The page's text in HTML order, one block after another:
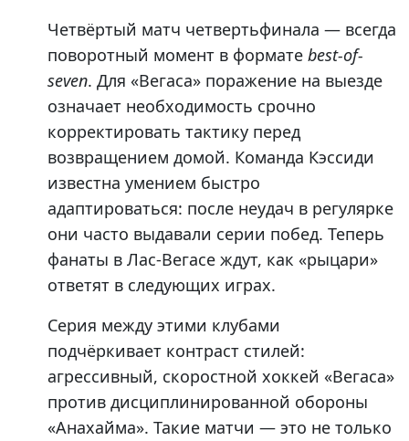
Четвёртый матч четвертьфинала — всегда
поворотный момент в формате best-of-
seven. Для «Вегаса» поражение на выезде
означает необходимость срочно
корректировать тактику перед
возвращением домой. Команда Кэссиди
известна умением быстро
адаптироваться: после неудач в регулярке
они часто выдавали серии побед. Теперь
фанаты в Лас-Вегасе ждут, как «рыцари»
ответят в следующих играх.
Серия между этими клубами
подчёркивает контраст стилей:
агрессивный, скоростной хоккей «Вегаса»
против дисциплинированной обороны
«Анахайма». Такие матчи — это не только